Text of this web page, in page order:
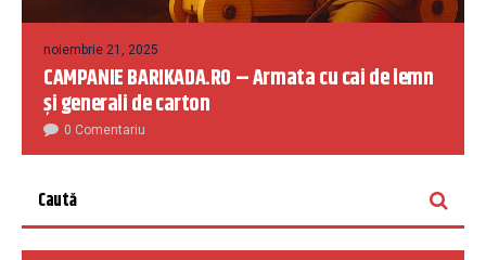
noiembrie 21, 2025
CAMPANIE BARIKADA.RO – Armata cu cai de lemn
și generali de carton
0 Comentariu